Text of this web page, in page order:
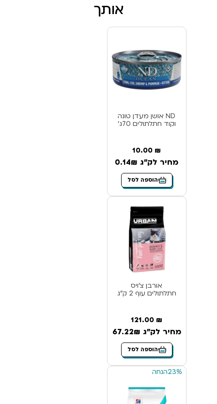
אותך
ND אושן מעדן טונה
וקוד חתלתולים 70ג’
10.00 ₪
מחיר לק"ג 0.14₪
הוספה לסל
אורבן צ’ויס
חתלתולים עוף 2 ק”ג
121.00 ₪
מחיר לק"ג 67.22₪
הוספה לסל
23%הנחה